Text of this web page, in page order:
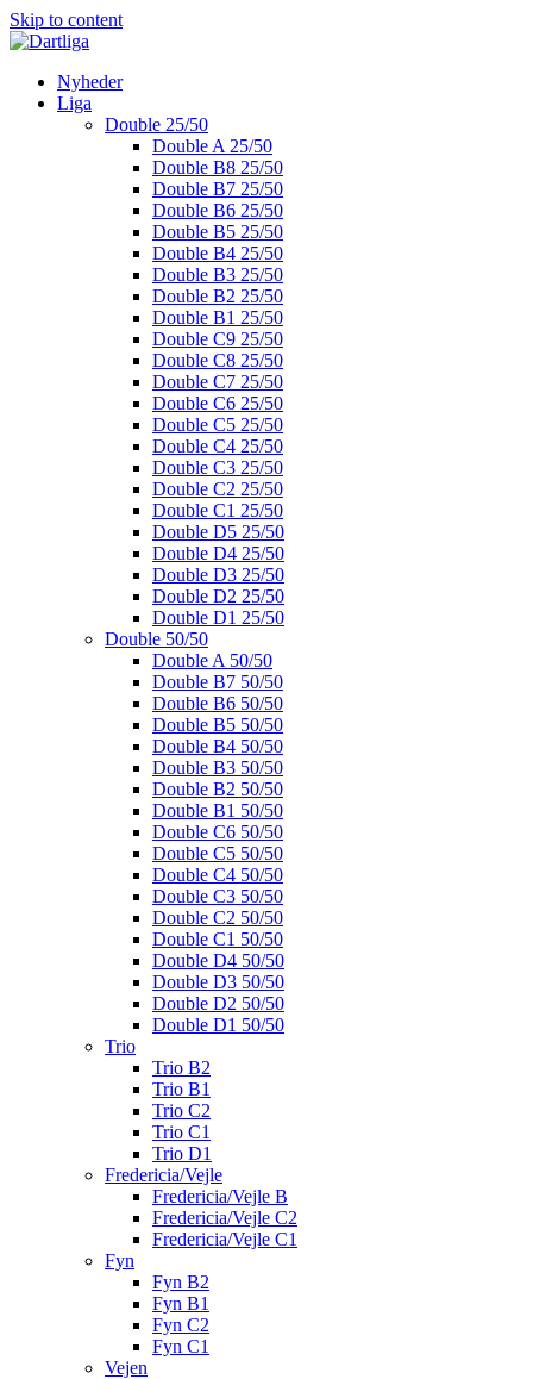
Skip to content
Nyheder
Liga
Double 25/50
Double A 25/50
Double B8 25/50
Double B7 25/50
Double B6 25/50
Double B5 25/50
Double B4 25/50
Double B3 25/50
Double B2 25/50
Double B1 25/50
Double C9 25/50
Double C8 25/50
Double C7 25/50
Double C6 25/50
Double C5 25/50
Double C4 25/50
Double C3 25/50
Double C2 25/50
Double C1 25/50
Double D5 25/50
Double D4 25/50
Double D3 25/50
Double D2 25/50
Double D1 25/50
Double 50/50
Double A 50/50
Double B7 50/50
Double B6 50/50
Double B5 50/50
Double B4 50/50
Double B3 50/50
Double B2 50/50
Double B1 50/50
Double C6 50/50
Double C5 50/50
Double C4 50/50
Double C3 50/50
Double C2 50/50
Double C1 50/50
Double D4 50/50
Double D3 50/50
Double D2 50/50
Double D1 50/50
Trio
Trio B2
Trio B1
Trio C2
Trio C1
Trio D1
Fredericia/Vejle
Fredericia/Vejle B
Fredericia/Vejle C2
Fredericia/Vejle C1
Fyn
Fyn B2
Fyn B1
Fyn C2
Fyn C1
Vejen